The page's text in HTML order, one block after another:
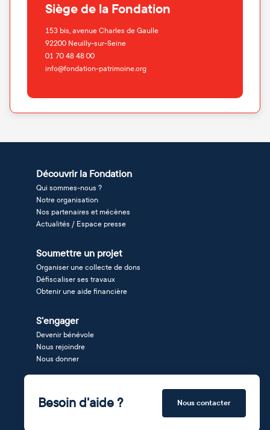
Siège de la Fondation
153 bis, avenue Charles de Gaulle
92200 Neuilly-sur-Seine
01 70 48 48 00
info@fondation-patrimoine.org
Découvrir la Fondation
Qui sommes-nous ?
Notre organisation
Nos partenaires et mécènes
Actualités / Espace presse
Soumettre un projet
Organiser une collecte de dons
Défiscaliser ses travaux
Obtenir une aide financière
S'engager
Devenir bénévole
Nous rejoindre
Nous donner
Besoin d'aide ? Nous contacter